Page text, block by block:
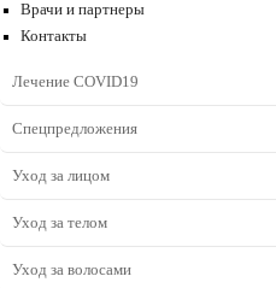
Врачи и партнеры
Контакты
Лечение COVID19
Спецпредложения
Уход за лицом
Уход за телом
Уход за волосами